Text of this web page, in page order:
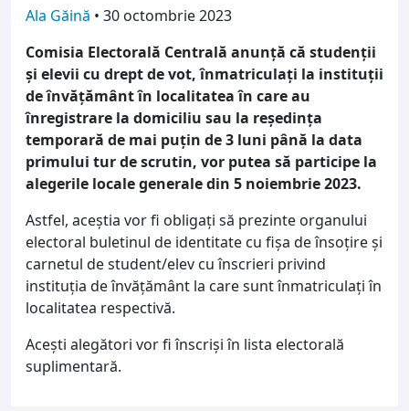
Ala Găină • 30 octombrie 2023
Comisia Electorală Centrală anunță că studenții
și elevii cu drept de vot, înmatriculați la instituții
de învățământ în localitatea în care au
înregistrare la domiciliu sau la reședința
temporară de mai puțin de 3 luni până la data
primului tur de scrutin, vor putea să participe la
alegerile locale generale din 5 noiembrie 2023.
Astfel, aceștia vor fi obligați să prezinte organului
electoral buletinul de identitate cu fișa de însoțire și
carnetul de student/elev cu înscrieri privind
instituția de învățământ la care sunt înmatriculați în
localitatea respectivă.
Acești alegători vor fi înscriși în lista electorală
suplimentară.